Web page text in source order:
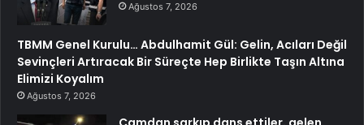
Ağustos 7, 2026
TBMM Genel Kurulu… Abdulhamit Gül: Gelin, Acıları Değil
Sevinçleri Artıracak Bir Süreçte Hep Birlikte Taşın Altına
Elimizi Koyalım
Ağustos 7, 2026